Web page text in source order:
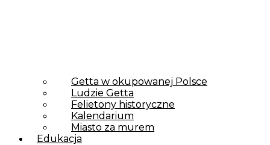
Getta w okupowanej Polsce
Ludzie Getta
Felietony historyczne
Kalendarium
Miasto za murem
Edukacja